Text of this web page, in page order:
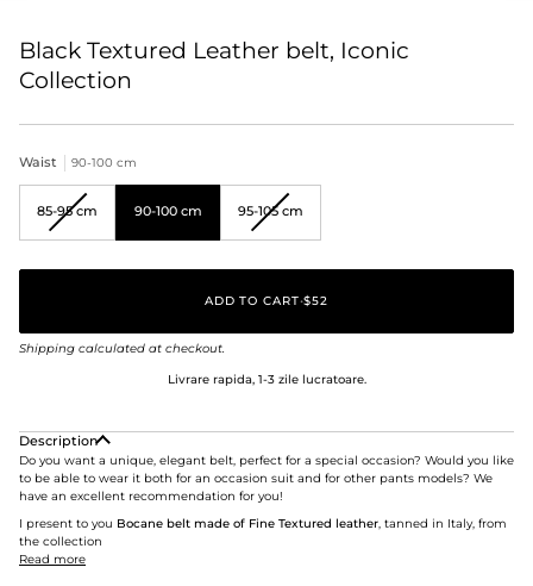
Black Textured Leather belt, Iconic
Collection
Waist 90-100 cm
85-95 cm
Variant
or
90-100 cm 95-105 cm
Variant
or
ADD TO CART•$52
Shipping calculated at checkout.
Livrare rapida, 1-3 zile lucratoare.
Description
Do you want a unique, elegant belt, perfect for a special occasion? Would you like
to be able to wear it both for an occasion suit and for other pants models? We
have an excellent recommendation for you!
I present to you Bocane belt made of Fine Textured leather, tanned in Italy, from
the collection
Read more